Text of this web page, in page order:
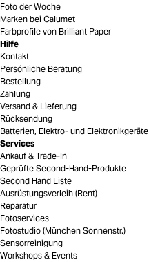
Foto der Woche
Marken bei Calumet
Farbprofile von Brilliant Paper
Hilfe
Kontakt
Persönliche Beratung
Bestellung
Zahlung
Versand & Lieferung
Rücksendung
Batterien, Elektro- und Elektronikgeräte
Services
Ankauf & Trade-In
Geprüfte Second-Hand-Produkte
Second Hand Liste
Ausrüstungsverleih (Rent)
Reparatur
Fotoservices
Fotostudio (München Sonnenstr.)
Sensorreinigung
Workshops & Events